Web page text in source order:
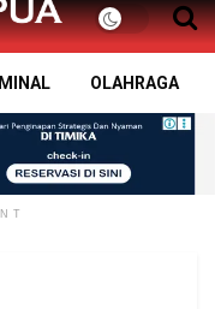
OLAHRAGA